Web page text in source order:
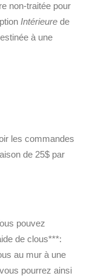
non-traitée pour
Intérieure de
à une
les commandes
de 25$ par
pouvez
de clous***:
au mur à une
pourrez ainsi